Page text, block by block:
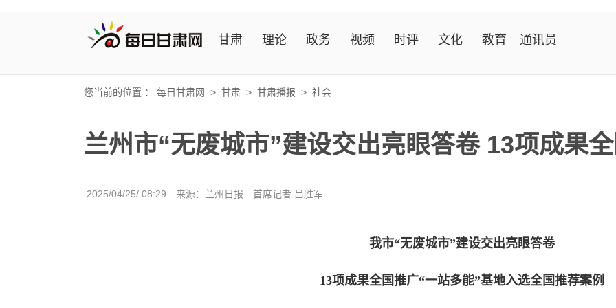
甘肃 理论 政务 视频 时评 文化 教育 通讯员
您当前的位置 ： 每日甘肃网 > 甘肃 > 甘肃播报 > 社会
兰州市“无废城市”建设交出亮眼答卷 13项成果
2025/04/25/ 08:29 来源：兰州日报 首席记者 吕胜军
我市“无废城市”建设交出亮眼答卷
13项成果全国推广“一站多能”基地入选全国推荐案例